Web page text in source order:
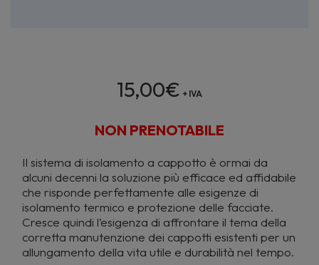
15,00€ + IVA
NON PRENOTABILE
Il sistema di isolamento a cappotto è ormai da
alcuni decenni la soluzione più efficace ed affidabile
che risponde perfettamente alle esigenze di
isolamento termico e protezione delle facciate.
Cresce quindi l’esigenza di affrontare il tema della
corretta manutenzione dei cappotti esistenti per un
allungamento della vita utile e durabilità nel tempo.